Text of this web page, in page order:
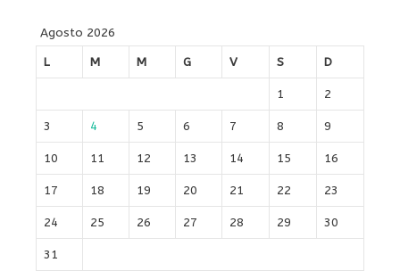
Agosto 2026
L
M M G V S D
1 2
3 4 5 6 7 8 9
10 11 12 13 14 15 16
17 18 19 20 21 22 23
24 25 26 27 28 29 30
31